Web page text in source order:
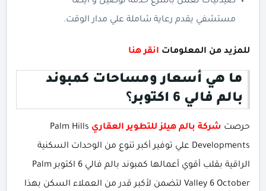
مستشفي يقدم رعاية شاملة علي مدار الوقت.
للمزيد من المعلومات انقر هنا
ما هي أسعار ومساحات كمبوند
بالم فالي 6 اكتوبر
؟
حرصت شركة بالم هيلز للتطوير العقاري Palm Hills
Developments علي توفير أكبر تنوع من الوحدات السكنية
الراقية بقلب أقوي أعمالها كمبوند بالم فالي 6 اكتوبر Palm
Valley 6 October لتضمن لأكبر قدر من العملاء السكن بهذا